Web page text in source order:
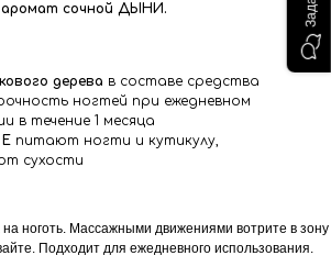
аромат сочной ДЫНИ.
дерева в составе средства
ногтей при ежедневном
в течение 1 месяца
питают ногти и кутикулу,
сухости
на ноготь. Массажными движениями вотрите в зону
Подходит для ежедневного использования.